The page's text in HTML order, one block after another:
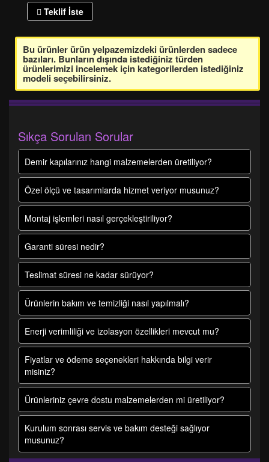
Teklif İste
Bu ürünler ürün yelpazemizdeki ürünlerden sadece
bazıları. Bunların dışında istediğiniz türden
ürünlerimizi incelemek için kategorilerden istediğiniz
modeli seçebilirsiniz.
Sıkça Sorulan Sorular
Demir kapılarınız hangi malzemelerden üretiliyor?
Özel ölçü ve tasarımlarda hizmet veriyor musunuz?
Montaj işlemleri nasıl gerçekleştiriliyor?
Garanti süresi nedir?
Teslimat süresi ne kadar sürüyor?
Ürünlerin bakım ve temizliği nasıl yapılmalı?
Enerji verimliliği ve izolasyon özellikleri mevcut mu?
Fiyatlar ve ödeme seçenekleri hakkında bilgi verir
misiniz?
Ürünleriniz çevre dostu malzemelerden mi üretiliyor?
Kurulum sonrası servis ve bakım desteği sağlıyor
musunuz?